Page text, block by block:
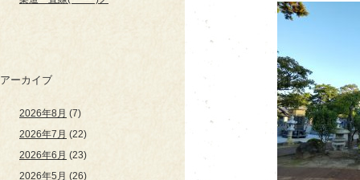
アーカイブ
2026年8月 (7)
2026年7月 (22)
2026年6月 (23)
2026年5月 (26)